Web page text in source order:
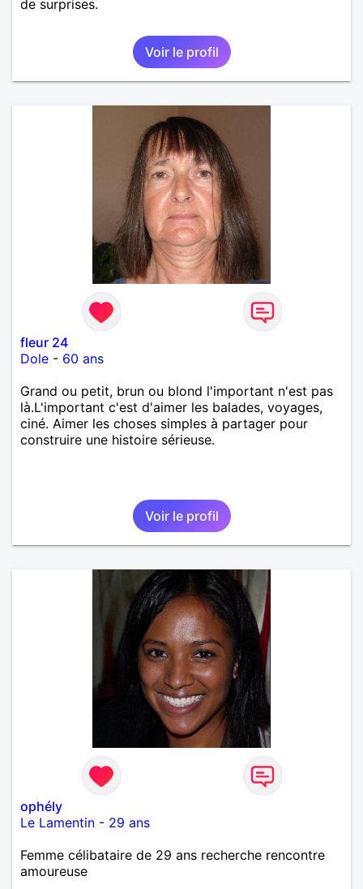
de surprises.
Voir le profil
fleur 24
Dole - 60 ans
Grand ou petit, brun ou blond l'important n'est pas
là.L'important c'est d'aimer les balades, voyages,
ciné. Aimer les choses simples à partager pour
construire une histoire sérieuse.
Voir le profil
ophély
Le Lamentin - 29 ans
Femme célibataire de 29 ans recherche rencontre
amoureuse